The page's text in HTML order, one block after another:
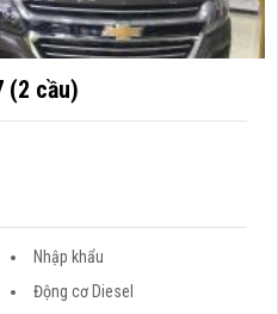
(2 cầu)
Nhập khẩu
Động cơ Diesel